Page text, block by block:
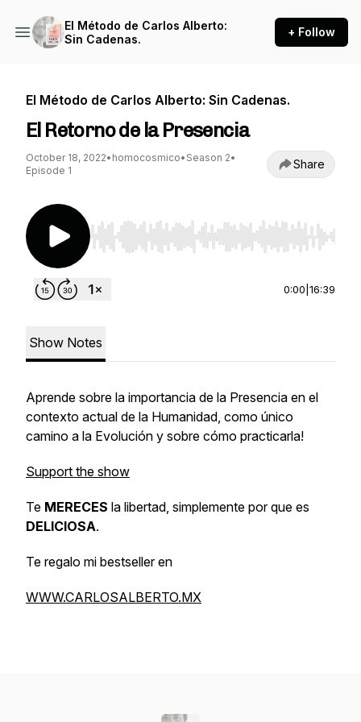
El Método de Carlos Alberto:
Sin Cadenas.
+ Follow
El Método de Carlos Alberto: Sin Cadenas.
El Retorno de la Presencia
October 18, 2022• homocosmico• Season 2•
Episode 1
Share
Use Left/Right to seek, Home/End to jump to
0:00 16:39
Show Notes
Aprende sobre la importancia de la Presencia en el
contexto actual de la Humanidad, como único
camino a la Evolución y sobre cómo practicarla!
Support the show
Te MERECES la libertad, simplemente por que es
DELICIOSA.
Te regalo mi bestseller en
WWW.CARLOSALBERTO.MX